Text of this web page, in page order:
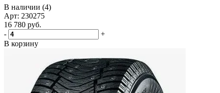
В наличии (4)
Арт: 230275
16 780 руб.
-
+
В корзину